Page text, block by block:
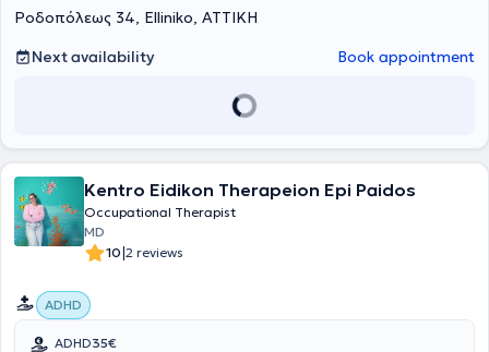
αυτορρύθμισης.
Ροδοπόλεως 34, Elliniko, ΑΤΤΙΚΗ
Next availability
Book appointment
Kentro Eidikon Therapeion Epi Paidos
Occupational Therapist
MD
10|2 reviews
ADHD
ADHD35€